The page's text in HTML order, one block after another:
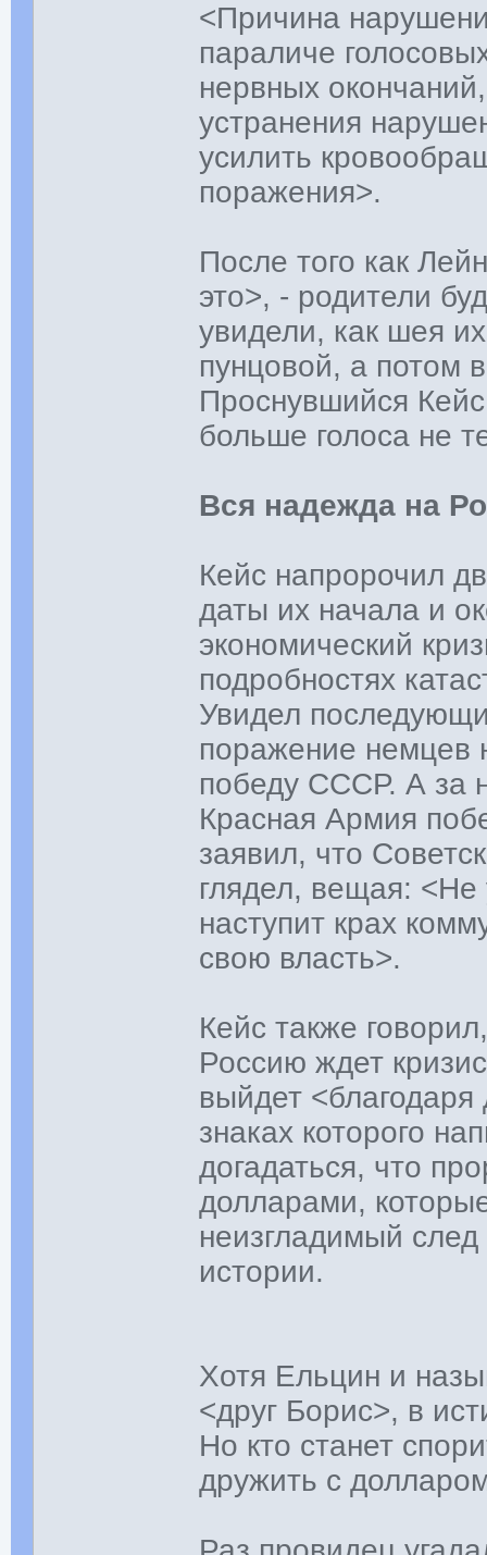
<Причина
параличе
нервных
устранения
усилить
поражения>.
После того как
это>, - родители
увидели, как шея
пунцовой, а потом
Проснувшийся
больше голоса не
Вся надежда на
Кейс напророчил
даты их начала и
экономический
подробностях
Увидел
поражение немцев
победу СССР. А за
Красная Армия
заявил, что
глядел, вещая: <Не
наступит крах
свою власть>.
Кейс также
Россию ждет
выйдет
знаках которого
догадаться, что
долларами,
неизгладимый
истории.
Хотя Ельцин и
<друг Борис>, в
Но кто станет
дружить с